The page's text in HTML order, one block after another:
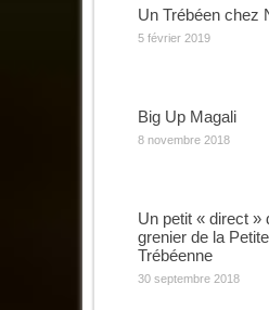
Un Trébéen chez
5 février 2019
Big Up Magali
8 novembre 2018
Un petit « direct »
grenier de la
Trébéenne
30 septembre 2018